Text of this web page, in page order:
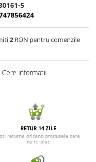
5
2RON pentru comenzile
Cere informatii
RETUR 14 ZILE
returna oricand produsele care
nu iti plac